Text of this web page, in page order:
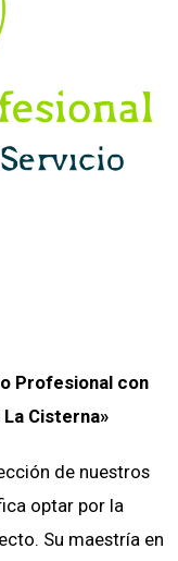
Profesional con
La Cisterna»
de nuestros
optar por la
Su maestría en